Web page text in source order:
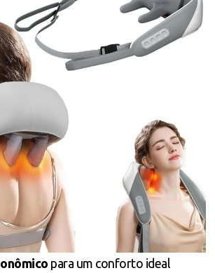
para um conforto ideal